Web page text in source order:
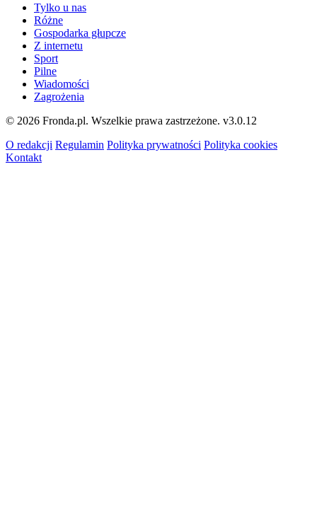
Tylko u nas
Różne
Gospodarka głupcze
Z internetu
Sport
Pilne
Wiadomości
Zagrożenia
© 2026 Fronda.pl. Wszelkie prawa zastrzeżone. v3.0.12
O redakcji Regulamin Polityka prywatności Polityka cookies
Kontakt